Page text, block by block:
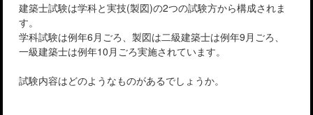
建築士試験は学科と実技(製図)の2つの試験方から構成されま
す。
学科試験は例年6月ごろ、製図は二級建築士は例年9月ごろ、
一級建築士は例年10月ごろ実施されています。
試験内容はどのようなものがあるでしょうか。